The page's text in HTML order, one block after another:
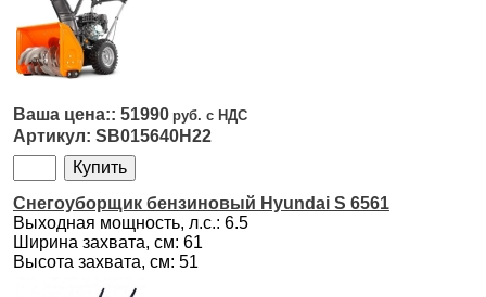
51990
SB015640H22
Снегоуборщик бензиновый Hyundai S 6561
Выходная мощность, л.с.: 6.5
Ширина захвата, см: 61
Высота захвата, см: 51